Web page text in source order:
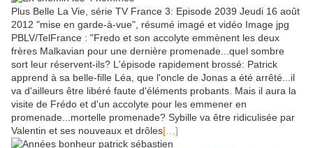
Plus Belle La Vie, série TV France 3: Episode 2039 Jeudi 16 août
2012 "mise en garde-à-vue", résumé imagé et vidéo Image jpg
PBLV/TelFrance : "Fredo et son accolyte emmènent les deux
frères Malkavian pour une dernière promenade...quel sombre
sort leur réservent-ils? L'épisode rapidement brossé: Patrick
apprend à sa belle-fille Léa, que l'oncle de Jonas a été arrêté...il
va d'ailleurs être libéré faute d'éléments probants. Mais il aura la
visite de Frédo et d'un accolyte pour les emmener en
promenade...mortelle promenade? Sybille va être ridiculisée par
Valentin et ses nouveaux et drôles[…]